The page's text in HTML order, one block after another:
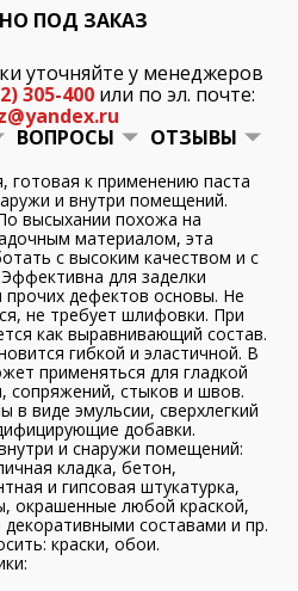
ПОД ЗАКАЗ
уточняйте у менеджеров
305-400 или по эл. почте:
ВОПРОСЫ ОТЗЫВЫ
готовая к применению паста
и внутри помещений.
высыхании похожа на
материалом, эта
с высоким качеством и с
для заделки
дефектов основы. Не
не требует шлифовки. При
как выравнивающий состав.
гибкой и эластичной. В
применяться для гладкой
стыков и швов.
виде эмульсии, сверхлегкий
добавки.
и снаружи помещений:
кладка, бетон,
и гипсовая штукатурка,
окрашенные любой краской,
составами и пр.
краски, обои.